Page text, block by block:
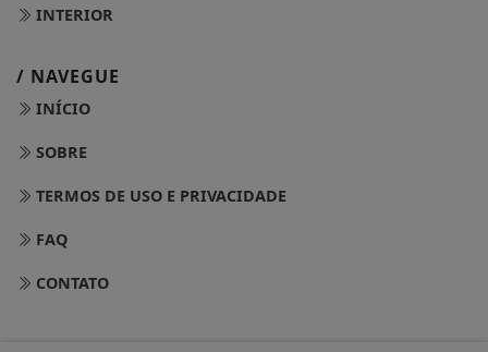
INTERIOR
/ NAVEGUE
INÍCIO
SOBRE
TERMOS DE USO E PRIVACIDADE
FAQ
CONTATO